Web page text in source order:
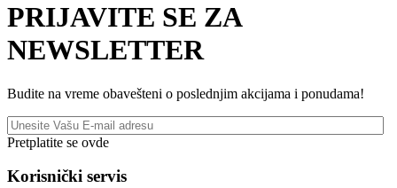
PRIJAVITE SE ZA
NEWSLETTER
Budite na vreme obavešteni o poslednjim akcijama i ponudama!
Pretplatite se ovde
Korisnički servis